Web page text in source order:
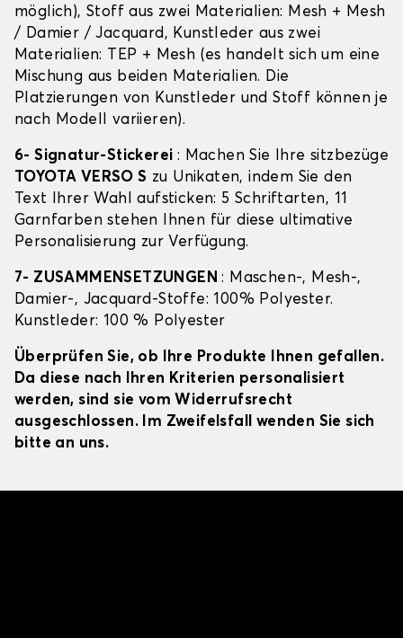
möglich), Stoff aus zwei Materialien: Mesh + Mesh
/ Damier / Jacquard, Kunstleder aus zwei
Materialien: TEP + Mesh (es handelt sich um eine
Mischung aus beiden Materialien. Die
Platzierungen von Kunstleder und Stoff können je
nach Modell variieren).
6- Signatur-Stickerei : Machen Sie Ihre sitzbezüge
TOYOTA VERSO S zu Unikaten, indem Sie den
Text Ihrer Wahl aufsticken: 5 Schriftarten, 11
Garnfarben stehen Ihnen für diese ultimative
Personalisierung zur Verfügung.
7- ZUSAMMENSETZUNGEN: Maschen-, Mesh-,
Damier-, Jacquard-Stoffe: 100% Polyester.
Kunstleder: 100 % Polyester
Überprüfen Sie, ob Ihre Produkte Ihnen gefallen.
Da diese nach Ihren Kriterien personalisiert
werden, sind sie vom Widerrufsrecht
ausgeschlossen. Im Zweifelsfall wenden Sie sich
bitte an uns.